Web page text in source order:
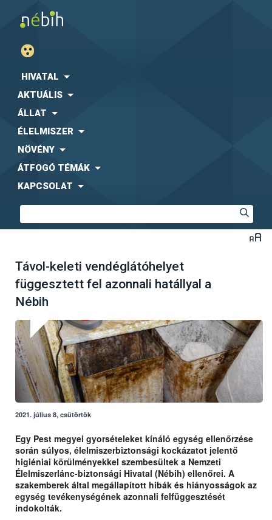
HIVATAL
AKTUÁLIS
ÁLLAT
ÉLELMISZER
NÖVÉNY
ÁTFOGÓ TÉMÁK
KAPCSOLAT
Távol-keleti vendéglátóhelyet
függesztett fel azonnali hatállyal a
Nébih
2021. július 8, csütörtök
Egy Pest megyei gyorsételeket kínáló egység ellenőrzése
során súlyos, élelmiszerbiztonsági kockázatot jelentő
higiéniai körülményekkel szembesültek a Nemzeti
Élelmiszerlánc-biztonsági Hivatal (Nébih) ellenőrei. A
szakemberek által megállapított hibák és hiányosságok az
egység tevékenységének azonnali felfüggesztését
indokolták.